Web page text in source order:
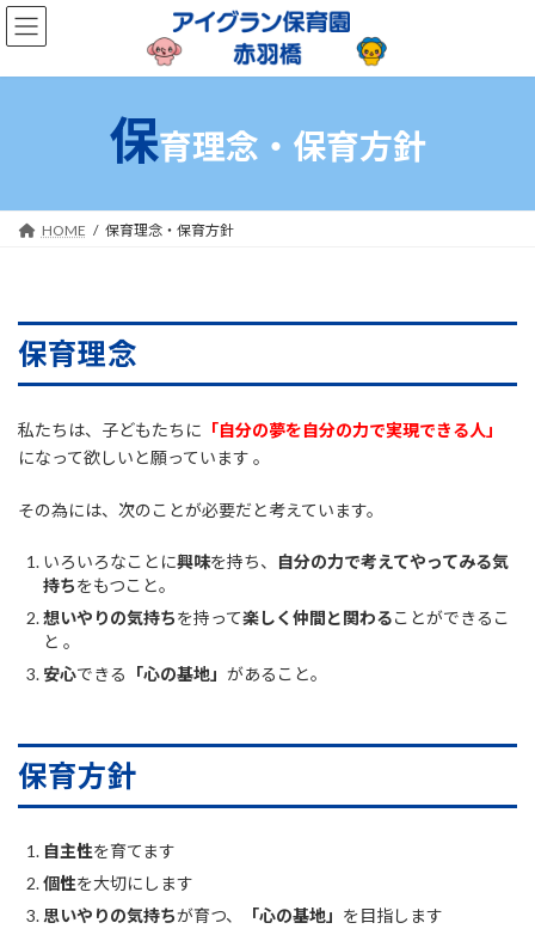
コ
ン
ン
ナ
ビ
ー
保育理念・保育方針
HOME 保育理念・保育方針
保育理念
私たちは、子どもたちに 「自分の夢を自分の力で実現できる人」
になって欲しいと願っています 。
その為には、次のことが必要だと考えています。
いろいろなことに興味を持ち、
自分の力で考えてやってみる気
持ちをもつこと。
想いやりの気持ちを持って楽しく仲間と関わることができるこ
と 。
安心できる 「心の基地」 があること。
保育方針
自主性を育てます
個性を大切にします
思いやりの気持ちが育つ、 「心の基地」 を目指します